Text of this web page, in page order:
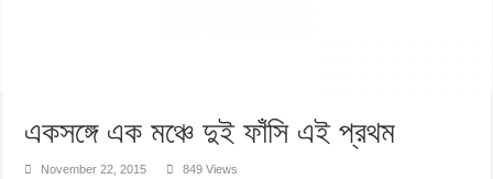
একসঙ্গে এক মঞ্চে দুই ফাঁসি এই প্রথম
November 22, 2015 849 Views